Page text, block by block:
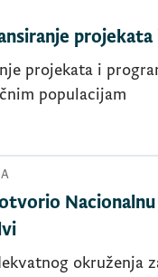
projekata i
populacijam
okruženja